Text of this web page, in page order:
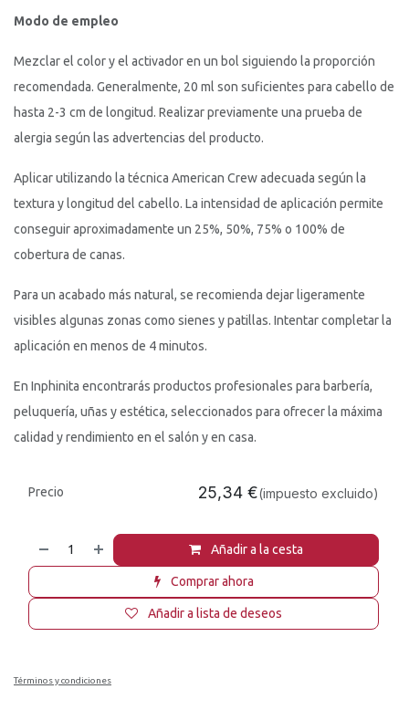
Modo de empleo
Mezclar el color y el activador en un bol siguiendo la proporción
recomendada. Generalmente, 20 ml son suficientes para cabello de
hasta 2-3 cm de longitud. Realizar previamente una prueba de
alergia según las advertencias del producto.
Aplicar utilizando la técnica American Crew adecuada según la
textura y longitud del cabello. La intensidad de aplicación permite
conseguir aproximadamente un 25%, 50%, 75% o 100% de
cobertura de canas.
Para un acabado más natural, se recomienda dejar ligeramente
visibles algunas zonas como sienes y patillas. Intentar completar la
aplicación en menos de 4 minutos.
En Inphinita encontrarás productos profesionales para barbería,
peluquería, uñas y estética, seleccionados para ofrecer la máxima
calidad y rendimiento en el salón y en casa.
Añadir a la cesta
Comprar ahora
Añadir a lista de deseos
Precio 25,34 €(impuesto excluido)
Términos y condiciones